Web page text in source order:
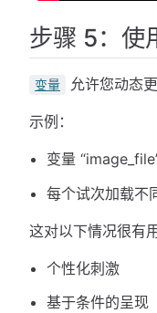
步骤 5：使
变量 允许您动态
示例：
变量
每个试次加载不
这对以下情况很有用
个性化刺激
基于条件的呈现